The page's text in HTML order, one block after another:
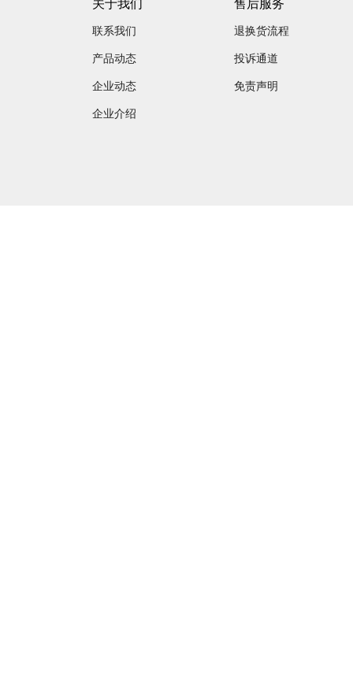
关于我们
联系我们
产品动态
企业动态
企业介绍
售后服务
退换货流程
投诉通道
免责声明